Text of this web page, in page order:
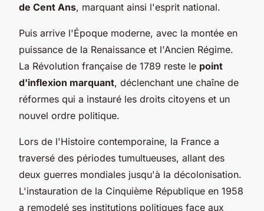
de Cent Ans, marquant ainsi l'esprit national.
Puis arrive l'Époque moderne, avec la montée en
puissance de la Renaissance et l'Ancien Régime.
La Révolution française de 1789 reste le point
d'inflexion marquant, déclenchant une chaîne de
réformes qui a instauré les droits citoyens et un
nouvel ordre politique.
Lors de l'Histoire contemporaine, la France a
traversé des périodes tumultueuses, allant des
deux guerres mondiales jusqu'à la décolonisation.
L'instauration de la Cinquième République en 1958
a remodelé ses institutions politiques face aux